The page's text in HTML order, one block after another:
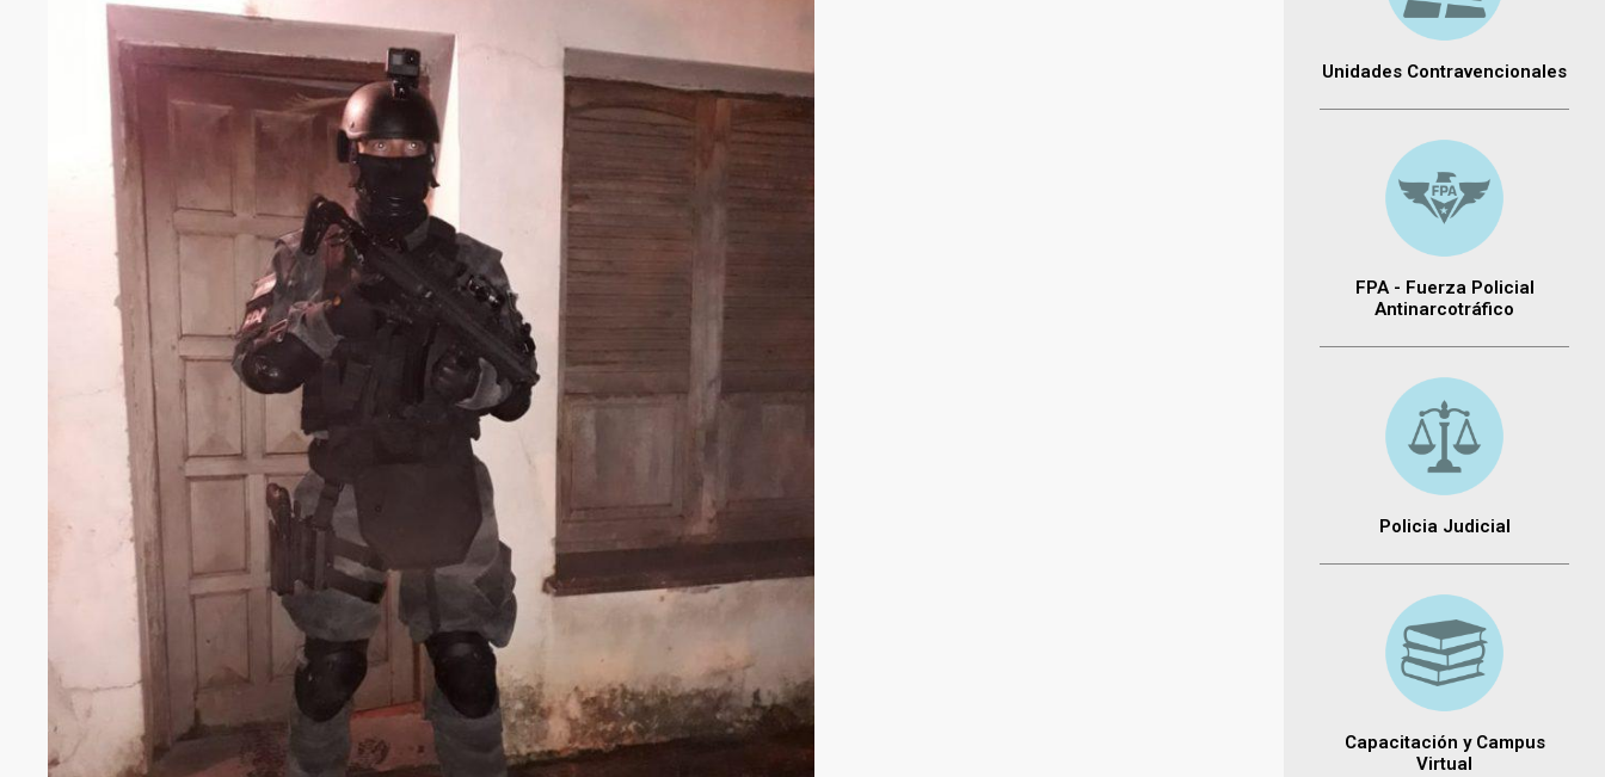
Unidades Contravencionales
FPA - Fuerza Policial
Antinarcotráfico
Policia Judicial
Capacitación y Campus
Virtual